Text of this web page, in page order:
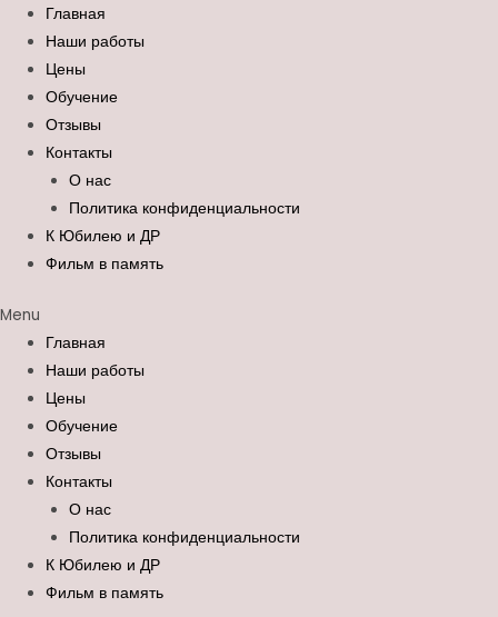
Перейти
содержимому
Главная
Наши работы
Цены
Обучение
Отзывы
Контакты
О нас
Политика конфиденциальности
К Юбилею и ДР
Фильм в память
Menu
Главная
Наши работы
Цены
Обучение
Отзывы
Контакты
О нас
Политика конфиденциальности
К Юбилею и ДР
Фильм в память
Search
for: